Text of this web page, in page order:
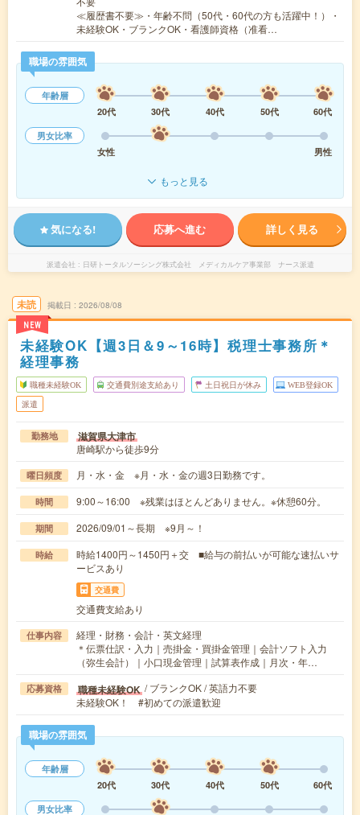
≪履歴書不要≫・年齢不問（50代・60代の方も活躍中！）・
未経験OK・ブランクOK・看護師資格（准看…
職場の雰囲気
年齢層
20代
30代 40代 50代
60代
男女比率
女性
男性
もっと見る
気になる! 応募へ進む 詳しく見る
派遣会社 日研トータルソーシング株式会社 メディカルケア事業部 ナース派遣
未読
NEW
掲載日 2026/08/08
未経験OK【週3日＆9～16時】税理士事務所＊
経理事務
職種未経験OK 交通費別途支給あり 土日祝日が休み WEB登録OK
派遣
勤務地 滋賀県大津市
唐崎駅から徒歩9分
曜日頻度 月・水・金 ※月・水・金の週3日勤務です。
時間 9:00～16:00 ※残業はほとんどありません。※休憩60分。
期間 2026/09/01～長期 ※9月～！
時給
時給1400円～1450円＋交 ■給与の前払いが可能な速払いサ
ービスあり
交通費
交通費支給あり
仕事内容
経理・財務・会計・英文経理
＊伝票仕訳・入力｜売掛金・買掛金管理｜会計ソフト入力
（弥生会計）｜小口現金管理｜試算表作成｜月次・年…
応募資格 職種未経験OK / ブランクOK / 英語力不要
未経験OK！ #初めての派遣歓迎
職場の雰囲気
年齢層
20代
30代 40代 50代
60代
男女比率